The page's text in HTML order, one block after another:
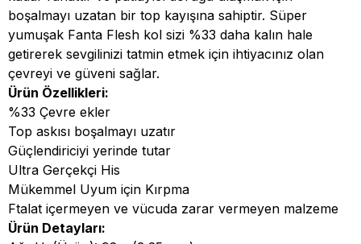
boşalmayı uzatan bir top kayışına sahiptir. Süper
yumuşak Fanta Flesh kol sizi %33 daha kalın hale
getirerek sevgilinizi tatmin etmek için ihtiyacınız olan
çevreyi ve güveni sağlar.
Ürün Özellikleri:
%33 Çevre ekler
Top askısı boşalmayı uzatır
Güçlendiriciyi yerinde tutar
Ultra Gerçekçi His
Mükemmel Uyum için Kırpma
Ftalat içermeyen ve vücuda zarar vermeyen malzeme
Ürün Detayları: